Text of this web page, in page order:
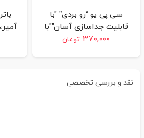
سی پی یو “رو بردی” "با
قابلیت جداسازی آسان""با
ضمانت سلامت
۳۷۰,۰۰۰ تومان
نقد و بررسی تخصصی